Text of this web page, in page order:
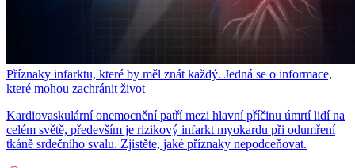
Příznaky infarktu, které by měl znát každý. Jedná se o informace,
které mohou zachránit život
Kardiovaskulární onemocnění patří mezi hlavní příčinu úmrtí lidí na
celém světě, především je rizikový infarkt myokardu při odumření
tkáně srdečního svalu. Zjistěte, jaké příznaky nepodceňovat.